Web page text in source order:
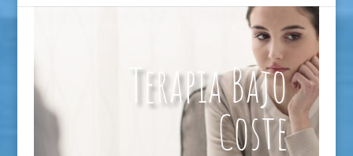
Terapia Bajo
Coste